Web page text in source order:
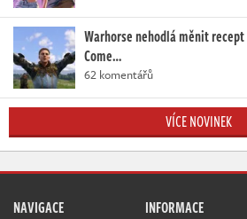
Warhorse nehodlá měnit
Come…
62 komentářů
VÍCE NOVINEK
NAVIGACE INFORMACE